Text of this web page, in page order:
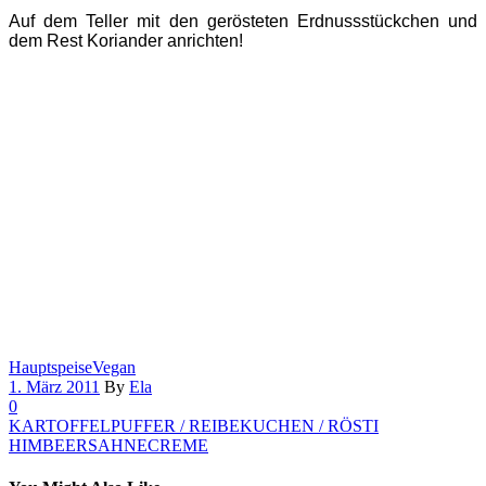
Auf dem Teller mit den gerösteten Erdnussstückchen und
dem Rest Koriander anrichten!
HauptspeiseVegan
1. März 2011 By Ela
0
KARTOFFELPUFFER / REIBEKUCHEN / RÖSTI
HIMBEERSAHNECREME